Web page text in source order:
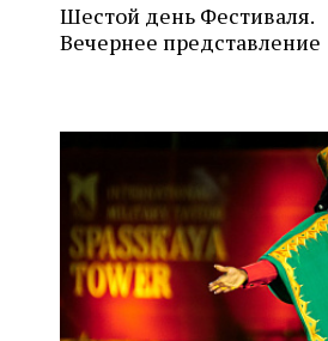
Шестой день Фестиваля.
Вечернее представление